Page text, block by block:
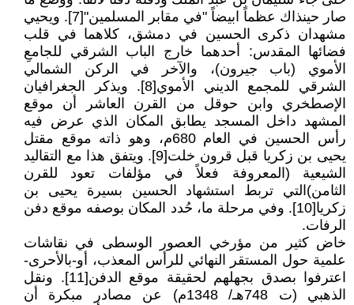
صار حينذاك عظماً ابيضاً "في مقابر المسلمين"[7]. ويحيي
مشهدان ذكرى الحسين في دمشق، كلاهما في قلب
فضائها المقدس: أحدهما خارج الباب الشرقي للجامعِ
الأموي (باب جيرون)، والآخر في الركن الشمالي
الشرقي للمجمع الديني الأموي[8]. ويذكر الجغرافيان
الإصطخري وابن حوقل من القرن العاشر أن موقع
المشهد داخل المسجد يطابق المكان الذي عرض فيه
رأس الحسين في العام 680م، وهو ذاته موقع مقتل
يحيى بن زكريا قبل قرون خلت[9]. ويتفق هذا مع التقاليد
الشيعية (المعروفة فعلاً في مؤلفات تعود للقرن
الثامن)التي تربط استشهاد الحسين بسيرة يحيى بن
زكريا[10]. وفي مرحلة ما، حُدد المكان بوصفه موقع دفن
الرفات.
خاض كثير من مؤرخي العصور الوسطى في نقاشات
علمية حول المستقر النهائي للرأس المعذب، أو-بالأحرى-
اعترفوا بصدق بجهلهم لحقيقة موقع الدفن[11]. ونقل
الذهبي (ت 748هـ/ 1348م) عن مصادر مبكرة أن